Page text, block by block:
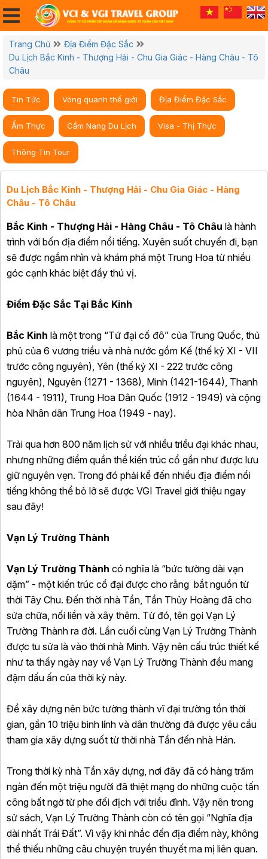
Trang Chủ
Địa Điểm Đặc Sắc
Du Lịch Bắc Kinh - Thượng Hải - Chu Gia Giác - Hàng Châu - Tô
Châu
Tin Tức Vòng quanh thế giới Địa Điểm Đặc Sắc
Ẩm Thực Cẩm Nang Du Lịch Visa - Thị Thực
Thông Tin Tour
Du Lịch Bắc Kinh - Thượng Hải - Chu Gia Giác - Hàng
Châu - Tô Châu
Bắc Kinh - Thượng Hải - Hàng Châu - Tô Châu là hành
trình với bốn địa điểm nổi tiếng. Xuyên suốt chuyến đi, bạn
sẽ được ngắm nhìn và khám phá một Trung Hoa từ nhiều
góc cạnh khác biệt đầy thú vị.
Điểm Đặc Sắc Tại Bắc Kinh
Bắc Kinh là một trong “Tứ đại cố đô” của Trung Quốc, thủ
phủ của 6 vương triều và nhà nước gồm Kế (thế kỷ XI - VII
trước công nguyên), Yên (thế kỷ XI - 222 trước công
nguyên), Nguyên (1271 - 1368), Minh (1421-1644), Thanh
(1644 - 1911), Trung Hoa Dân Quốc (1912 - 1949) và cộng
hòa Nhân dân Trung Hoa (1949 - nay).
Trải qua hơn 800 năm lịch sử với nhiều triều đại khác nhau,
nhưng những điểm quần thể kiến trúc cổ gần như được lưu
giữ nguyên vẹn. Trong đó phải kể đến nhiều địa điểm nổi
tiếng không thể bỏ lỡ sẽ được VGI Travel giới thiệu ngay
sau đây!
Vạn Lý Trường Thành
Vạn Lý Trường Thành có nghĩa là “bức tường dài vạn
dặm” - một kiến trúc cổ đại được cho rằng bắt nguồn từ
thời Tây Chu. Đến thời nhà Tần, Tần Thủy Hoàng đã cho
sửa chữa, nối liền và xây thêm. Từ đó, tên gọi Vạn Lý
Trường Thành ra đời. Lần cuối cùng Vạn Lý Trường Thành
được tu sửa là vào thời nhà Minh. Vậy nên cấu trúc thiết kế
như ta thấy ngày nay về Vạn Lý Trường Thành đều mang
đậm dấu ấn của thời kỳ này.
Để xây dựng nên bức tường thành vĩ đại trường tồn thời
gian, gần 10 triệu binh lính và dân thường đã được yêu cầu
tham gia xây dựng suốt từ thời nhà Tần đến nhà Hán.
Trong thời kỳ nhà Tần xây dựng, nơi đây đã có hàng trăm
ngàn đến một triệu người đã thiệt mạng do những cuộc tấn
công bất ngờ từ phe đối địch với triều đình. Vậy nên trong
sử sách, Vạn Lý Trường Thành còn có tên gọi “Nghĩa địa
dài nhất Trái Đất”. Vì vậy khi nhắc đến địa điểm này, không
thể thiếu những câu chuyện truyền thuyết ma mị liên quan.